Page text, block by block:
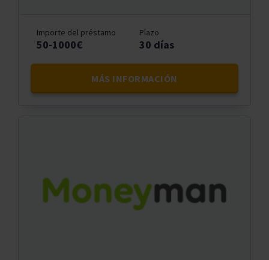
Importe del préstamo
50-1000€
Plazo
30 días
MÁS INFORMACIÓN